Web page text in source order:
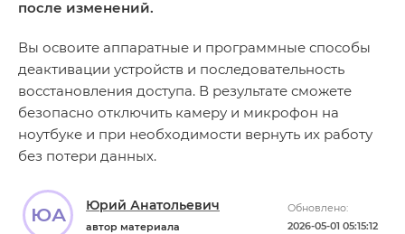
после изменений.
Вы освоите аппаратные и программные способы
деактивации устройств и последовательность
восстановления доступа. В результате сможете
безопасно отключить камеру и микрофон на
ноутбуке и при необходимости вернуть их работу
без потери данных.
Обновлено:
2026-05-01 05:15:12
ЮА Юрий Анатольевич
автор материала